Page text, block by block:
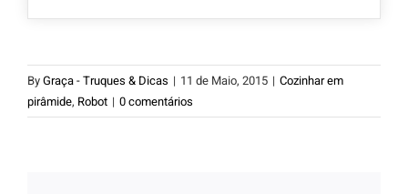
ByGraça - Truques & Dicas | 11 de Maio, 2015 | Cozinhar em
pirâmide, Robot | 0 comentários